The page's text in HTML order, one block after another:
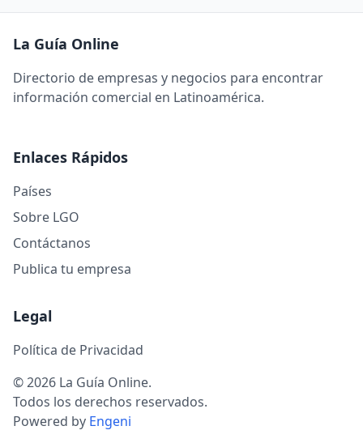
La Guía Online
Directorio de empresas y negocios para encontrar
información comercial en Latinoamérica.
Enlaces Rápidos
Países
Sobre LGO
Contáctanos
Publica tu empresa
Legal
Política de Privacidad
© 2026 La Guía Online.
Todos los derechos reservados.
Powered by Engeni